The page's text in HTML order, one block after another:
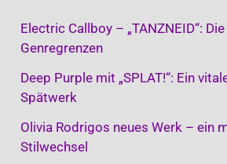
Electric Callboy – „TANZNEID“:
Genregrenzen
Deep Purple mit „SPLAT!“: Ein
Spätwerk
Olivia Rodrigos neues Werk – ein
Stilwechsel